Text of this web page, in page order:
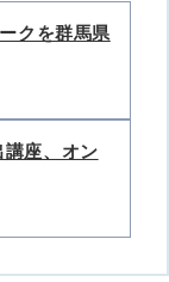
クを群馬県
講座、オン